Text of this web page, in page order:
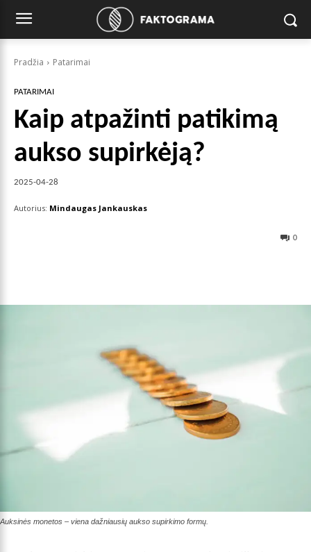
Pradžia Patarimai
PATARIMAI
Kaip atpažinti patikimą
aukso supirkėją?
2025-04-28
Autorius: Mindaugas Jankauskas
0
Auksinės monetos – viena dažniausių aukso supirkimo formų.